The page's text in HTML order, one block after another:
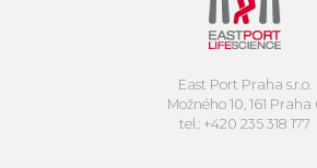
East Port Praha s.r.o.
Možného 10, 161 Praha
tel.: +420 235 318 177